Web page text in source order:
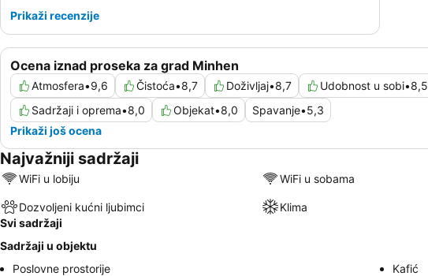
Ocena iznad proseka za grad Minhen
Atmosfera•9,6 Čistoća•8,7 Doživljaj•8,7 Udobnost u sobi•8,5
Sadržaji i oprema•8,0 Objekat•8,0 Spavanje•5,3
Prikaži još ocena
Prikaži recenzije
Najvažniji sadržaji
WiFi u lobiju WiFi u sobama
Dozvoljeni kućni ljubimci Klima
Svi sadržaji
Sadržaji u objektu
Poslovne prostorije
Kafić